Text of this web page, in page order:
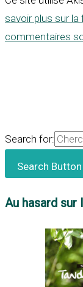
savoir plus sur
commentaires
Search for:
Search Button
Au hasard sur